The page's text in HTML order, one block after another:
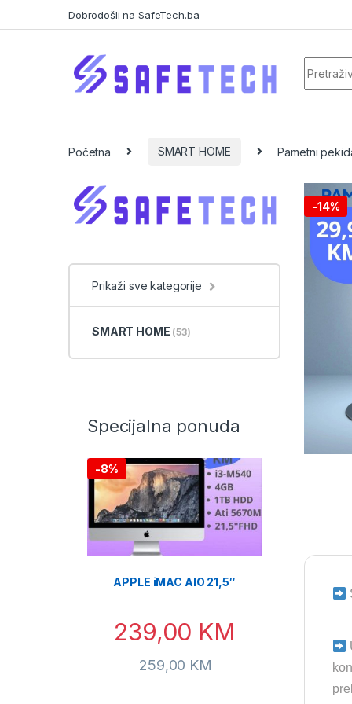
Dobrodošli na SafeTech.ba
Početna SMART HOME Pametni
-14%
Prikaži sve kategorije
SMART HOME (53)
Specijalna ponuda
-8%
APPLE iMAC AIO 21,5″
239,00 KM
259,00KM